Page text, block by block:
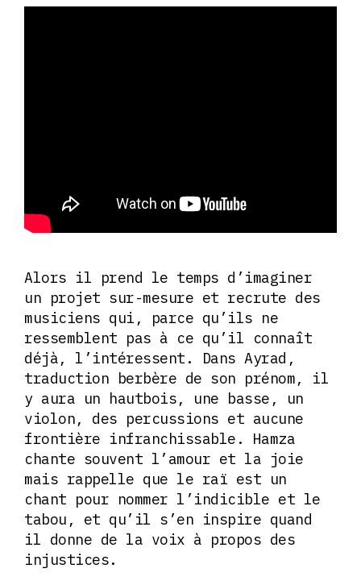
Alors il prend le temps d’imaginer
un projet sur-mesure et recrute des
musiciens qui, parce qu’ils ne
ressemblent pas à ce qu’il connaît
déjà, l’intéressent. Dans Ayrad,
traduction berbère de son prénom, il
y aura un hautbois, une basse, un
violon, des percussions et aucune
frontière infranchissable. Hamza
chante souvent l’amour et la joie
mais rappelle que le raï est un
chant pour nommer l’indicible et le
tabou, et qu’il s’en inspire quand
il donne de la voix à propos des
injustices.